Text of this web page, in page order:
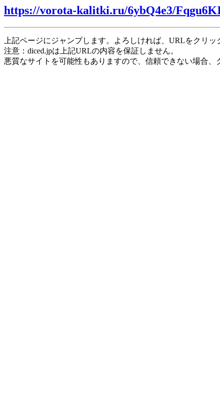
https://vorota-kalitki.ru/6ybQ4e3/
上記ページにジャンプします。よろしければ、URLをクリ
注意：diced.jpは上記URLの内容を保証しません。
悪質なサイトを可能性もありますので、信頼できない場合、